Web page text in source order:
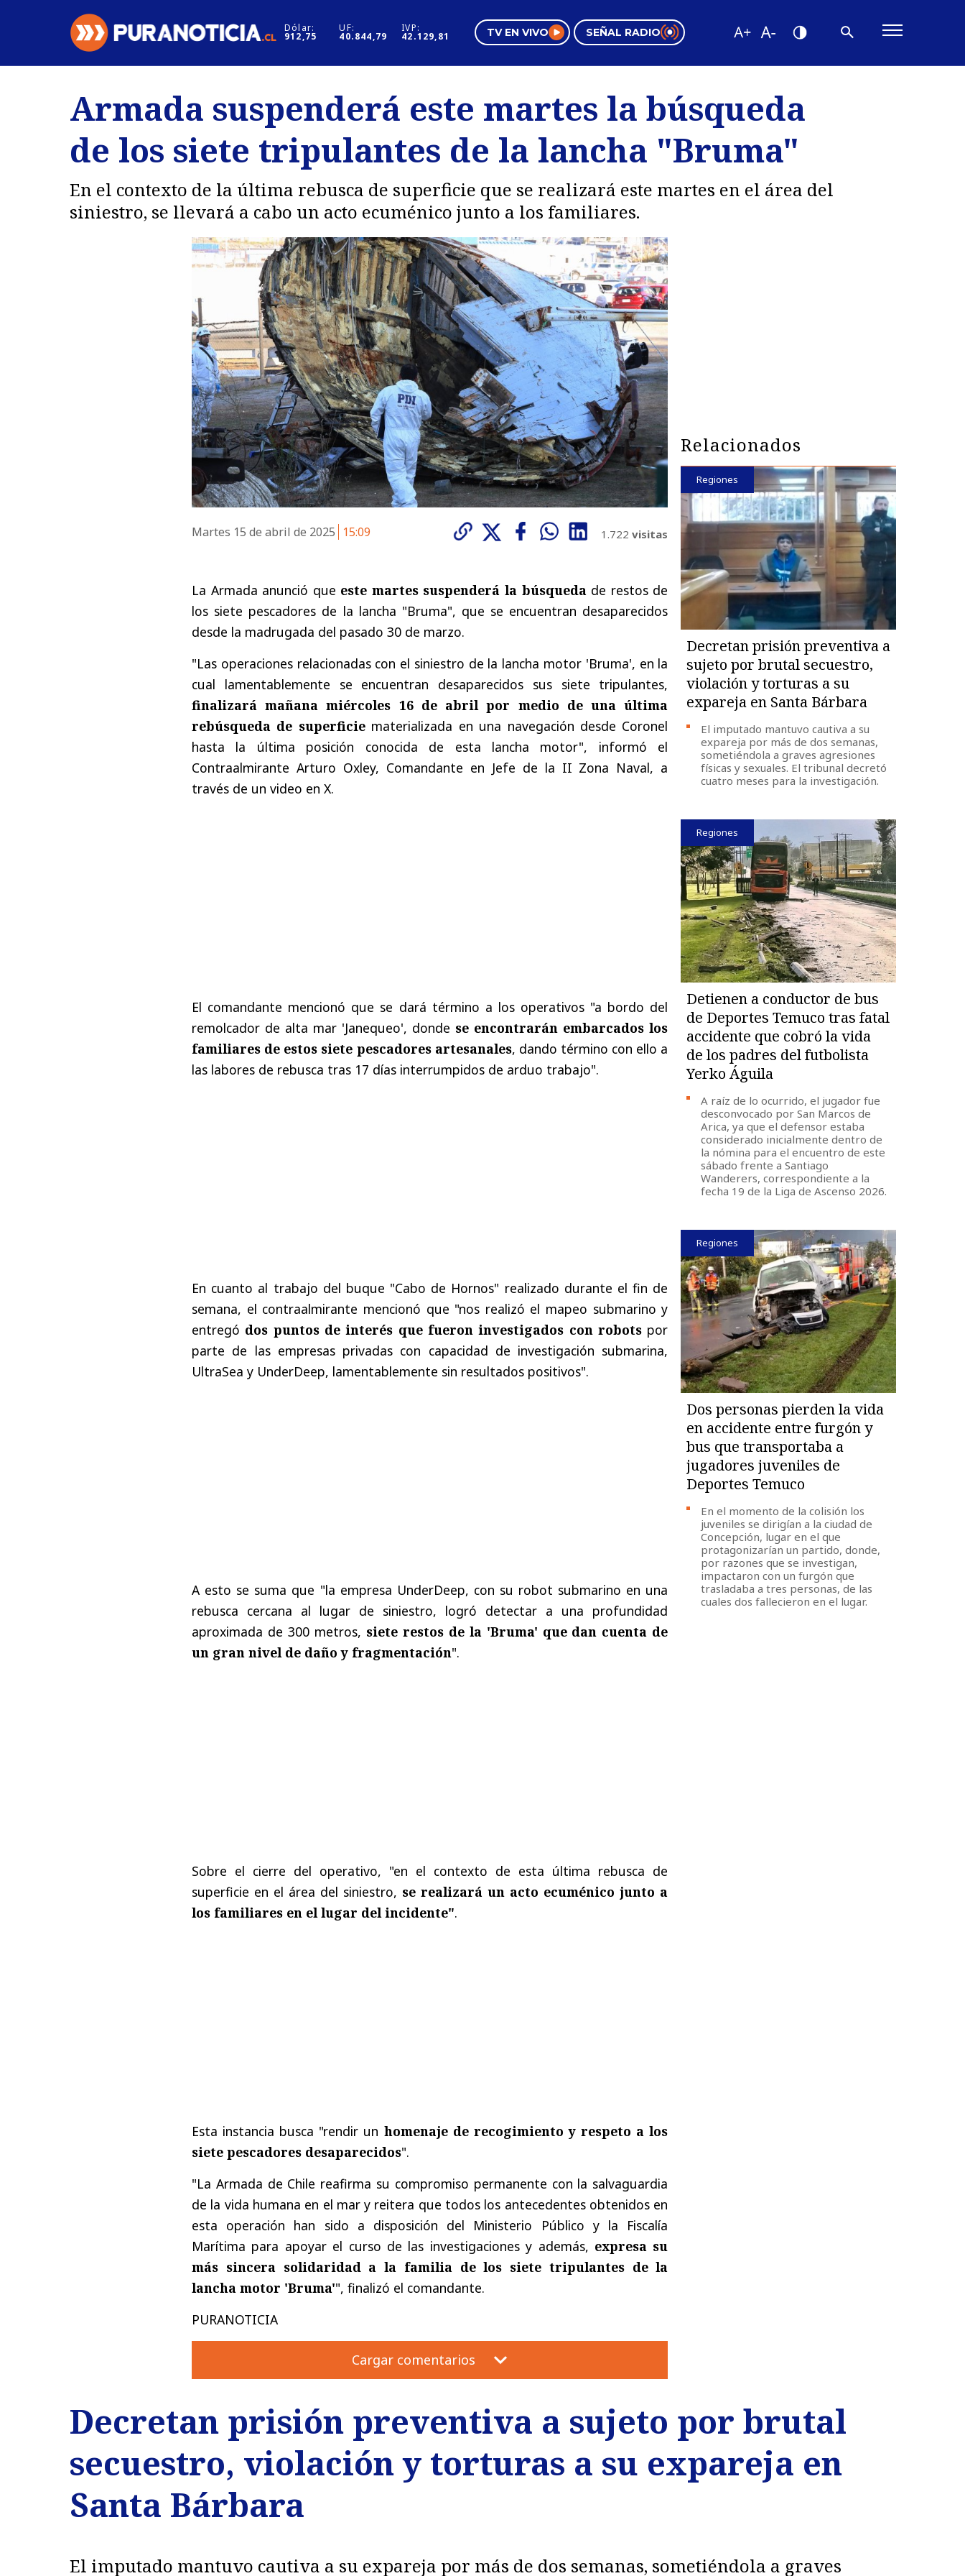
Dólar:
912,75
UF:
40.844,79
IVP:
42.129,81 TV EN VIVO SEÑAL RADIO
Regiones
Deportes
Internacional
Motores
Negocios
Pura Mujer
Tendencias
Videos
Armada suspenderá este martes la búsqueda
de los siete tripulantes de la lancha "Bruma"
En el contexto de la última rebusca de superficie que se realizará este martes en el área del
siniestro, se llevará a cabo un acto ecuménico junto a los familiares.
Martes 15 de abril de 2025 15:09 1.722 visitas
La Armada anunció que este martes suspenderá la búsqueda de restos de
los siete pescadores de la lancha "Bruma", que se encuentran desaparecidos
desde la madrugada del pasado 30 de marzo.
"Las operaciones relacionadas con el siniestro de la lancha motor 'Bruma', en la
cual lamentablemente se encuentran desaparecidos sus siete tripulantes,
finalizará mañana miércoles 16 de abril por medio de una última
rebúsqueda de superficiematerializada en una navegación desde Coronel
hasta la última posición conocida de esta lancha motor", informó el
Contraalmirante Arturo Oxley, Comandante en Jefe de la II Zona Naval, a
través de un video en X.
El comandante mencionó que se dará término a los operativos "a bordo del
remolcador de alta mar 'Janequeo', donde se encontrarán embarcados los
familiares de estos siete pescadores artesanales, dando término con ello a
las labores de rebusca tras 17 días interrumpidos de arduo trabajo".
En cuanto al trabajo del buque "Cabo de Hornos" realizado durante el fin de
semana, el contraalmirante mencionó que "nos realizó el mapeo submarino y
entregó dos puntos de interés que fueron investigados con robots por
parte de las empresas privadas con capacidad de investigación submarina,
UltraSea y UnderDeep, lamentablemente sin resultados positivos".
A esto se suma que "la empresa UnderDeep, con su robot submarino en una
rebusca cercana al lugar de siniestro, logró detectar a una profundidad
aproximada de 300 metros, siete restos de la 'Bruma' que dan cuenta de
un gran nivel de daño y fragmentación".
Sobre el cierre del operativo, "en el contexto de esta última rebusca de
superficie en el área del siniestro, se realizará un acto ecuménico junto a
los familiares en el lugar del incidente".
Esta instancia busca "rendir un homenaje de recogimiento y respeto a los
siete pescadores desaparecidos".
"La Armada de Chile reafirma su compromiso permanente con la salvaguardia
de la vida humana en el mar y reitera que todos los antecedentes obtenidos en
esta operación han sido a disposición del Ministerio Público y la Fiscalía
Marítima para apoyar el curso de las investigaciones y además, expresa su
más sincera solidaridad a la familia de los siete tripulantes de la
lancha motor 'Bruma'", finalizó el comandante.
PURANOTICIA
Cargar comentarios
Relacionados
Regiones
Decretan prisión preventiva a
sujeto por brutal secuestro,
violación y torturas a su
expareja en Santa Bárbara
El imputado mantuvo cautiva a su
expareja por más de dos semanas,
sometiéndola a graves agresiones
físicas y sexuales. El tribunal decretó
cuatro meses para la investigación.
Regiones
Detienen a conductor de bus
de Deportes Temuco tras fatal
accidente que cobró la vida
de los padres del futbolista
Yerko Águila
A raíz de lo ocurrido, el jugador fue
desconvocado por San Marcos de
Arica, ya que el defensor estaba
considerado inicialmente dentro de
la nómina para el encuentro de este
sábado frente a Santiago
Wanderers, correspondiente a la
fecha 19 de la Liga de Ascenso 2026.
Regiones
Dos personas pierden la vida
en accidente entre furgón y
bus que transportaba a
jugadores juveniles de
Deportes Temuco
En el momento de la colisión los
juveniles se dirigían a la ciudad de
Concepción, lugar en el que
protagonizarían un partido, donde,
por razones que se investigan,
impactaron con un furgón que
trasladaba a tres personas, de las
cuales dos fallecieron en el lugar.
Decretan prisión preventiva a sujeto por brutal
secuestro, violación y torturas a su expareja en
Santa Bárbara
El imputado mantuvo cautiva a su expareja por más de dos semanas, sometiéndola a graves